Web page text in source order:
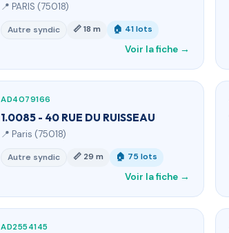
📍 PARIS (75018)
Autre syndic 📏 18 m 🏠 41 lots
Voir la fiche →
AD4079166
1.0085 - 40 RUE DU RUISSEAU
📍 Paris (75018)
Autre syndic 📏 29 m 🏠 75 lots
Voir la fiche →
AD2554145